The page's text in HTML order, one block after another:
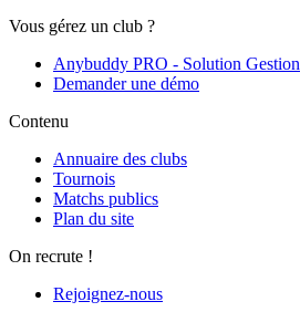
Vous gérez un club ?
Anybuddy PRO - Solution Gestion
Demander une démo
Contenu
Annuaire des clubs
Tournois
Matchs publics
Plan du site
On recrute !
Rejoignez-nous